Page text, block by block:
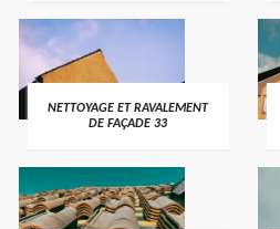
NETTOYAGE ET RAVALEMENT
DE FAÇADE 33